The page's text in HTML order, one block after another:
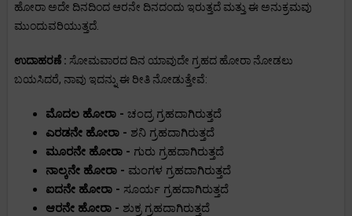
ಹೋರಾ ಅದೇ ದಿನದಿಂದ ಆರನೇ ದಿನದಂದು ಇರುತ್ತದೆ ಮತ್ತು ಈ ಅನುಕ್ರಮವು
ಮುಂದುವರಿಯುತ್ತದೆ.
ಉದಾಹರಣೆ : ಸೋಮವಾರದ ದಿನ ಯಾವುದೇ ಗ್ರಹದ ಹೋರಾ ನೋಡಲು
ಬಯಸಿದರೆ, ನಾವು ಇದನ್ನು ಈ ರೀತಿ ನೋಡುತ್ತೇವೆ:
ಮೊದಲ ಹೋರಾ - ಚಂದ್ರ ಗ್ರಹದಾಗಿರುತ್ತದೆ
ಎರಡನೇ ಹೋರಾ - ಶನಿ ಗ್ರಹದಾಗಿರುತ್ತದೆ
ಮೂರನೇ ಹೋರಾ - ಗುರು ಗ್ರಹದಾಗಿರುತ್ತದೆ
ನಾಲ್ಕನೇ ಹೋರಾ - ಮಂಗಳ ಗ್ರಹದಾಗಿರುತ್ತದೆ
ಐದನೇ ಹೋರಾ - ಸೂರ್ಯ ಗ್ರಹದಾಗಿರುತ್ತದೆ
ಆರನೇ ಹೋರಾ - ಶುಕ್ರ ಗ್ರಹದಾಗಿರುತ್ತದೆ